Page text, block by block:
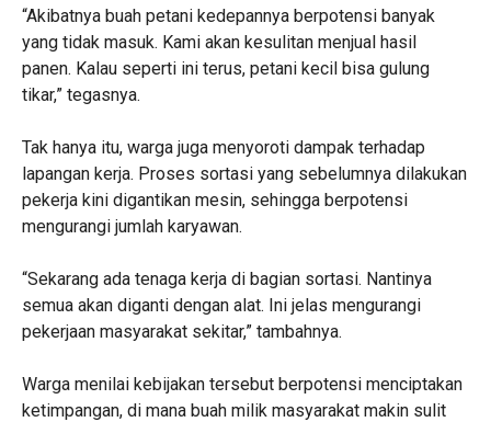
“Akibatnya buah petani kedepannya berpotensi banyak
yang tidak masuk. Kami akan kesulitan menjual hasil
panen. Kalau seperti ini terus, petani kecil bisa gulung
tikar,” tegasnya.
Tak hanya itu, warga juga menyoroti dampak terhadap
lapangan kerja. Proses sortasi yang sebelumnya dilakukan
pekerja kini digantikan mesin, sehingga berpotensi
mengurangi jumlah karyawan.
“Sekarang ada tenaga kerja di bagian sortasi. Nantinya
semua akan diganti dengan alat. Ini jelas mengurangi
pekerjaan masyarakat sekitar,” tambahnya.
Warga menilai kebijakan tersebut berpotensi menciptakan
ketimpangan, di mana buah milik masyarakat makin sulit